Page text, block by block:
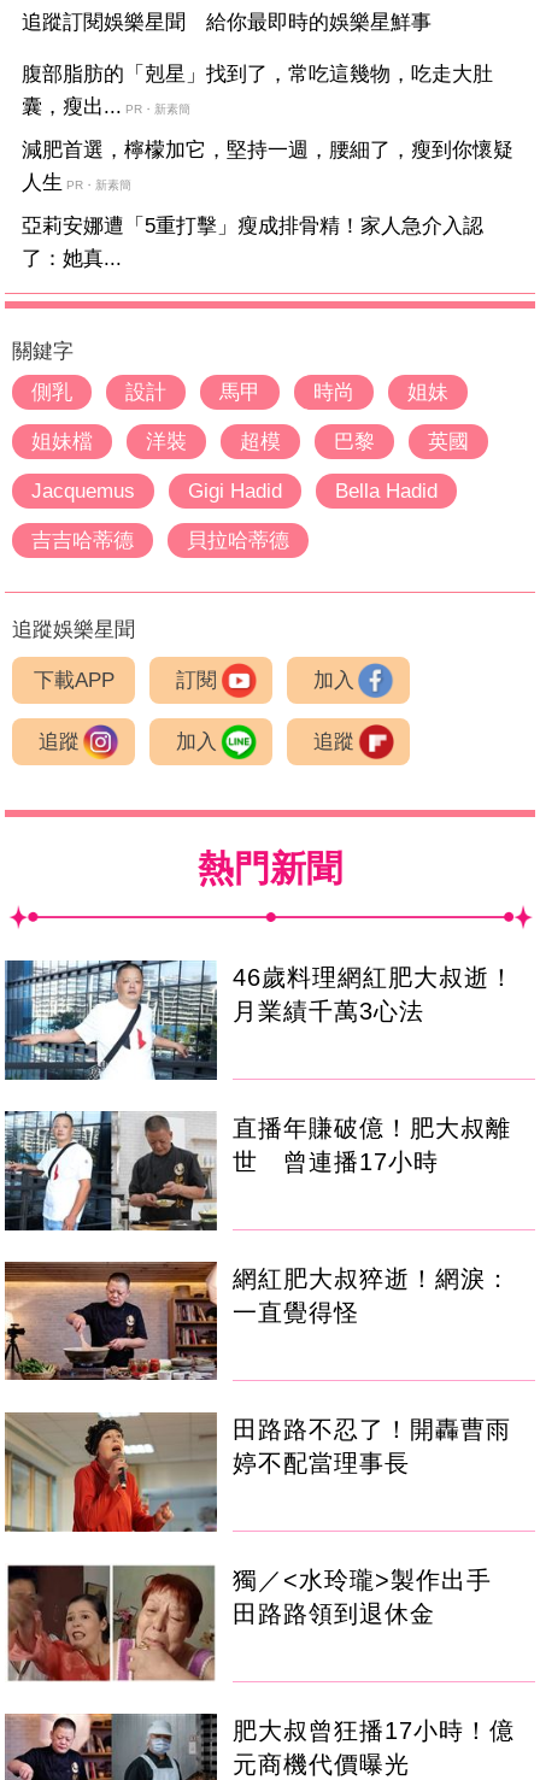
追蹤訂閱娛樂星聞 給你最即時的娛樂星鮮事
腹部脂肪的「剋星」找到了，常吃這幾物，吃走大肚
囊，瘦出... PR・新素簡
減肥首選，檸檬加它，堅持一週，腰細了，瘦到你懷疑
人生 PR・新素簡
亞莉安娜遭「5重打擊」瘦成排骨精！家人急介入認
了：她真...
關鍵字
側乳
設計 馬甲 時尚 姐妹
姐妹檔 洋裝 超模 巴黎 英國
Jacquemus Gigi Hadid Bella Hadid
吉吉哈蒂德 貝拉哈蒂德
追蹤娛樂星聞
下載APP 訂閱 加入
追蹤 加入 追蹤
熱門新聞
46歲料理網紅肥大叔逝！
月業績千萬3心法
直播年賺破億！肥大叔離
世 曾連播17小時
網紅肥大叔猝逝！網淚：
一直覺得怪
田路路不忍了！開轟曹雨
婷不配當理事長
獨／<水玲瓏>製作出手
田路路領到退休金
肥大叔曾狂播17小時！億
元商機代價曝光